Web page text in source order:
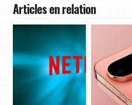
Articles en relation